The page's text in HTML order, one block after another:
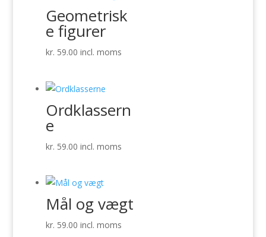
Geometrisk
e figurer
kr. 59.00 incl. moms
Ordklassern
e
kr. 59.00 incl. moms
Mål og vægt
kr. 59.00 incl. moms